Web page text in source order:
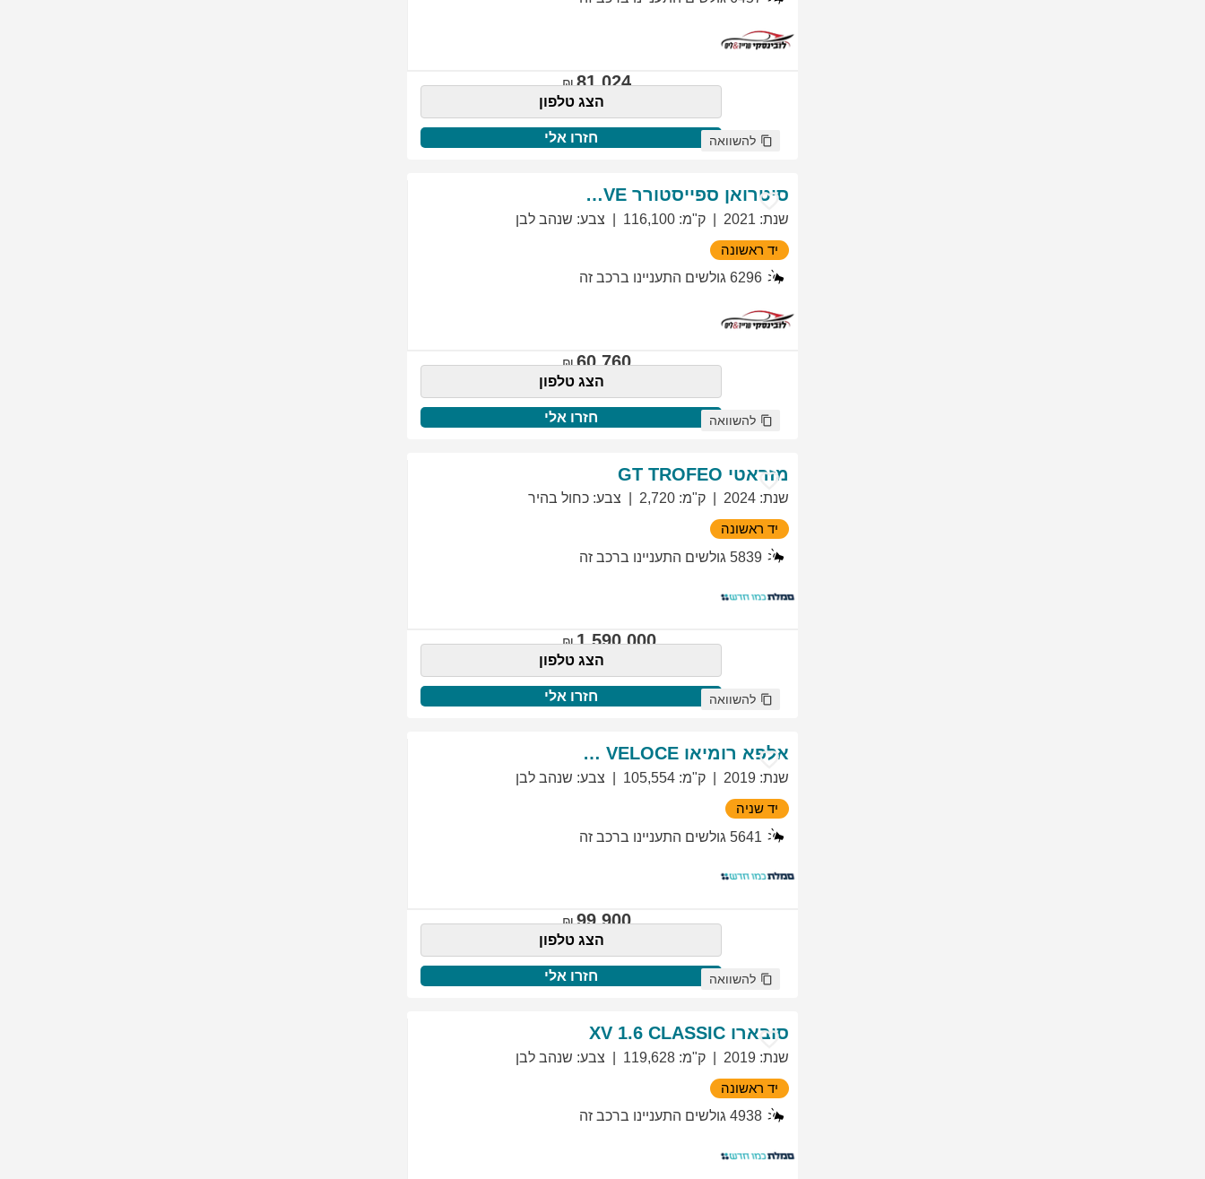
81,024
הצג טלפון
חזרו אלי להשוואה
סיטרואן ספייסטורר EXCLUSIVE
שנת:
2021 ק"מ:
116,100 צבע: שנהב לבן
יד ראשונה
6296 גולשים התעניינו ברכב זה
60,760
הצג טלפון
חזרו אלי להשוואה
מזראטי GT TROFEO
שנת:
2024 ק"מ:
2,720 צבע: כחול בהיר
יד ראשונה
5839 גולשים התעניינו ברכב זה
1,590,000
הצג טלפון
חזרו אלי להשוואה
אלפא רומיאו GIULIETTA VELOCE
שנת:
2019 ק"מ:
105,554 צבע: שנהב לבן
יד שניה
5641 גולשים התעניינו ברכב זה
99,900
הצג טלפון
חזרו אלי להשוואה
סובארו XV 1.6 CLASSIC
שנת:
2019 ק"מ:
119,628 צבע: שנהב לבן
יד ראשונה
4938 גולשים התעניינו ברכב זה